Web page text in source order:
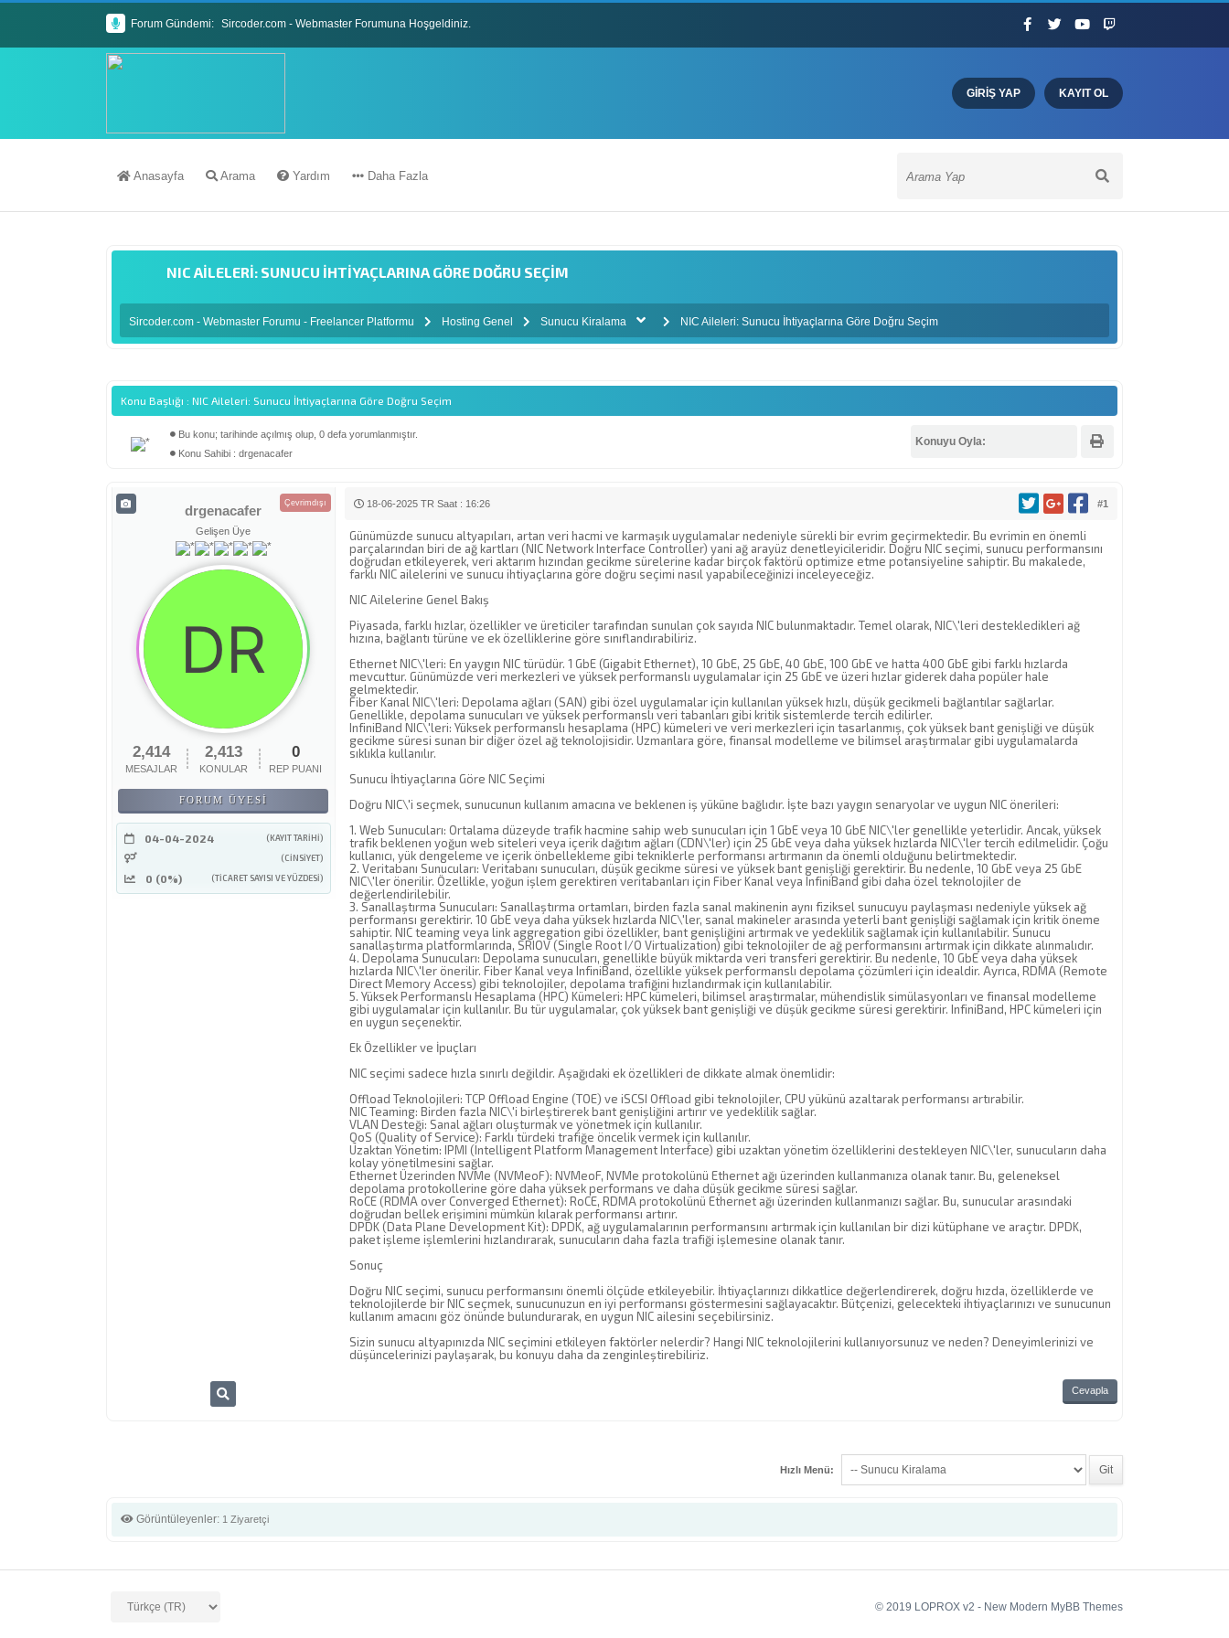
Forum Gündemi: Sircoder.com - Webmaster Forumuna Hoşgeldiniz.
Sircoder.com Webmaster Forumu Kuralları
GIRIŞ YAP KAYIT OL
Anasayfa Arama Yardım Daha Fazla
Sircoder.com - Webmaster Forumu - Freelancer Platformu Hosting Genel Sunucu Kiralama NIC Aileleri: Sunucu İhtiyaçlarına Göre Doğru Seçim
NIC AILELERI: SUNUCU İHTIYAÇLARINA GÖRE DOĞRU SEÇIM
Konu Başlığı : NIC Aileleri: Sunucu İhtiyaçlarına Göre Doğru Seçim
Bu konu; tarihinde açılmış olup, 0 defa yorumlanmıştır.
Konu Sahibi : drgenacafer
Konuyu Oyla:
Derecelendirme: 0/5 - 0 oy
Çevrimdışı
drgenacafer
Gelişen Üye
2,414
MESAJLAR
2,413
KONULAR
0
REP PUANI
FORUM ÜYESI
04-04-2024
(KAYIT TARIHI)
(CINSIYET)
0 (0%) (TICARET SAYISI VE YÜZDESI)
#1
18-06-2025 TR Saat : 16:26
Günümüzde sunucu altyapıları, artan veri hacmi ve karmaşık uygulamalar nedeniyle sürekli bir evrim geçirmektedir. Bu evrimin en önemli
parçalarından biri de ağ kartları (NIC Network Interface Controller) yani ağ arayüz denetleyicileridir. Doğru NIC seçimi, sunucu performansını
doğrudan etkileyerek, veri aktarım hızından gecikme sürelerine kadar birçok faktörü optimize etme potansiyeline sahiptir. Bu makalede,
farklı NIC ailelerini ve sunucu ihtiyaçlarına göre doğru seçimi nasıl yapabileceğinizi inceleyeceğiz.
NIC Ailelerine Genel Bakış
Piyasada, farklı hızlar, özellikler ve üreticiler tarafından sunulan çok sayıda NIC bulunmaktadır. Temel olarak, NIC\'leri destekledikleri ağ
hızına, bağlantı türüne ve ek özelliklerine göre sınıflandırabiliriz.
Ethernet NIC\'leri: En yaygın NIC türüdür. 1 GbE (Gigabit Ethernet), 10 GbE, 25 GbE, 40 GbE, 100 GbE ve hatta 400 GbE gibi farklı hızlarda
mevcuttur. Günümüzde veri merkezleri ve yüksek performanslı uygulamalar için 25 GbE ve üzeri hızlar giderek daha popüler hale
gelmektedir.
Fiber Kanal NIC\'leri: Depolama ağları (SAN) gibi özel uygulamalar için kullanılan yüksek hızlı, düşük gecikmeli bağlantılar sağlarlar.
Genellikle, depolama sunucuları ve yüksek performanslı veri tabanları gibi kritik sistemlerde tercih edilirler.
InfiniBand NIC\'leri: Yüksek performanslı hesaplama (HPC) kümeleri ve veri merkezleri için tasarlanmış, çok yüksek bant genişliği ve düşük
gecikme süresi sunan bir diğer özel ağ teknolojisidir. Uzmanlara göre, finansal modelleme ve bilimsel araştırmalar gibi uygulamalarda
sıklıkla kullanılır.
Sunucu İhtiyaçlarına Göre NIC Seçimi
Doğru NIC\'i seçmek, sunucunun kullanım amacına ve beklenen iş yüküne bağlıdır. İşte bazı yaygın senaryolar ve uygun NIC önerileri:
1. Web Sunucuları: Ortalama düzeyde trafik hacmine sahip web sunucuları için 1 GbE veya 10 GbE NIC\'ler genellikle yeterlidir. Ancak, yüksek
trafik beklenen yoğun web siteleri veya içerik dağıtım ağları (CDN\'ler) için 25 GbE veya daha yüksek hızlarda NIC\'ler tercih edilmelidir. Çoğu
kullanıcı, yük dengeleme ve içerik önbellekleme gibi tekniklerle performansı artırmanın da önemli olduğunu belirtmektedir.
2. Veritabanı Sunucuları: Veritabanı sunucuları, düşük gecikme süresi ve yüksek bant genişliği gerektirir. Bu nedenle, 10 GbE veya 25 GbE
NIC\'ler önerilir. Özellikle, yoğun işlem gerektiren veritabanları için Fiber Kanal veya InfiniBand gibi daha özel teknolojiler de
değerlendirilebilir.
3. Sanallaştırma Sunucuları: Sanallaştırma ortamları, birden fazla sanal makinenin aynı fiziksel sunucuyu paylaşması nedeniyle yüksek ağ
performansı gerektirir. 10 GbE veya daha yüksek hızlarda NIC\'ler, sanal makineler arasında yeterli bant genişliği sağlamak için kritik öneme
sahiptir. NIC teaming veya link aggregation gibi özellikler, bant genişliğini artırmak ve yedeklilik sağlamak için kullanılabilir. Sunucu
sanallaştırma platformlarında, SRIOV (Single Root I/O Virtualization) gibi teknolojiler de ağ performansını artırmak için dikkate alınmalıdır.
4. Depolama Sunucuları: Depolama sunucuları, genellikle büyük miktarda veri transferi gerektirir. Bu nedenle, 10 GbE veya daha yüksek
hızlarda NIC\'ler önerilir. Fiber Kanal veya InfiniBand, özellikle yüksek performanslı depolama çözümleri için idealdir. Ayrıca, RDMA (Remote
Direct Memory Access) gibi teknolojiler, depolama trafiğini hızlandırmak için kullanılabilir.
5. Yüksek Performanslı Hesaplama (HPC) Kümeleri: HPC kümeleri, bilimsel araştırmalar, mühendislik simülasyonları ve finansal modelleme
gibi uygulamalar için kullanılır. Bu tür uygulamalar, çok yüksek bant genişliği ve düşük gecikme süresi gerektirir. InfiniBand, HPC kümeleri için
en uygun seçenektir.
Ek Özellikler ve İpuçları
NIC seçimi sadece hızla sınırlı değildir. Aşağıdaki ek özellikleri de dikkate almak önemlidir:
Offload Teknolojileri: TCP Offload Engine (TOE) ve iSCSI Offload gibi teknolojiler, CPU yükünü azaltarak performansı artırabilir.
NIC Teaming: Birden fazla NIC\'i birleştirerek bant genişliğini artırır ve yedeklilik sağlar.
VLAN Desteği: Sanal ağları oluşturmak ve yönetmek için kullanılır.
QoS (Quality of Service): Farklı türdeki trafiğe öncelik vermek için kullanılır.
Uzaktan Yönetim: IPMI (Intelligent Platform Management Interface) gibi uzaktan yönetim özelliklerini destekleyen NIC\'ler, sunucuların daha
kolay yönetilmesini sağlar.
Ethernet Üzerinden NVMe (NVMeoF): NVMeoF, NVMe protokolünü Ethernet ağı üzerinden kullanmanıza olanak tanır. Bu, geleneksel
depolama protokollerine göre daha yüksek performans ve daha düşük gecikme süresi sağlar.
RoCE (RDMA over Converged Ethernet): RoCE, RDMA protokolünü Ethernet ağı üzerinden kullanmanızı sağlar. Bu, sunucular arasındaki
doğrudan bellek erişimini mümkün kılarak performansı artırır.
DPDK (Data Plane Development Kit): DPDK, ağ uygulamalarının performansını artırmak için kullanılan bir dizi kütüphane ve araçtır. DPDK,
paket işleme işlemlerini hızlandırarak, sunucuların daha fazla trafiği işlemesine olanak tanır.
Sonuç
Doğru NIC seçimi, sunucu performansını önemli ölçüde etkileyebilir. İhtiyaçlarınızı dikkatlice değerlendirerek, doğru hızda, özelliklerde ve
teknolojilerde bir NIC seçmek, sunucunuzun en iyi performansı göstermesini sağlayacaktır. Bütçenizi, gelecekteki ihtiyaçlarınızı ve sunucunun
kullanım amacını göz önünde bulundurarak, en uygun NIC ailesini seçebilirsiniz.
Sizin sunucu altyapınızda NIC seçimini etkileyen faktörler nelerdir? Hangi NIC teknolojilerini kullanıyorsunuz ve neden? Deneyimlerinizi ve
düşüncelerinizi paylaşarak, bu konuyu daha da zenginleştirebiliriz.
Cevapla
Hızlı Menü:
Görüntüleyenler: 1 Ziyaretçi
© 2019 LOPROX v2 - New Modern MyBB Themes